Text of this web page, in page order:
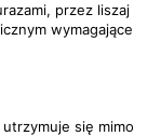
przez liszaj
wymagające
się mimo